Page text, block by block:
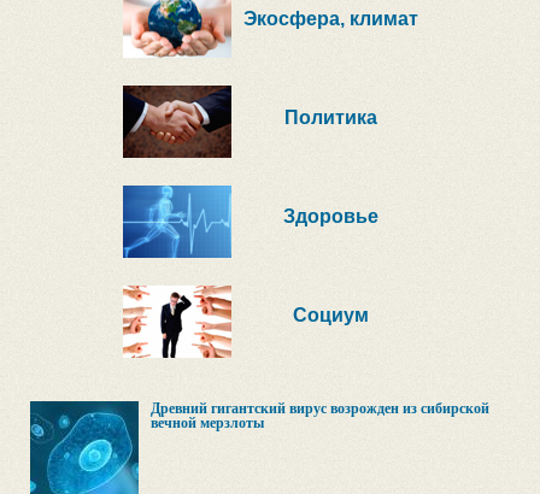
Экосфера, климат
Политика
Здоровье
Социум
Древний гигантский вирус возрожден из сибирской
вечной мерзлоты